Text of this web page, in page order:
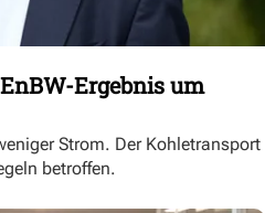
Ergebnis um
Strom. Der Kohletransport
betroffen.